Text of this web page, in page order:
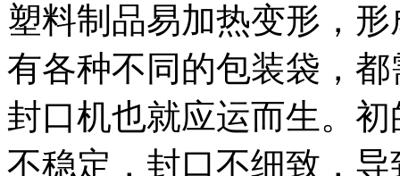
塑料制品易加热变形，
有各种不同的包装袋，
封口机也就应运而生。
不稳定，封口不细致，